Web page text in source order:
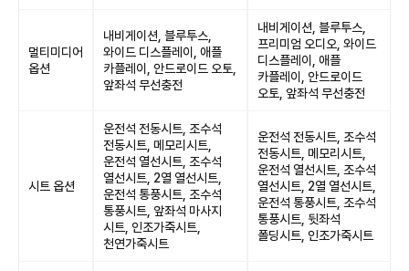
멀티미디어
옵션
내비게이션, 블루투스,
와이드 디스플레이, 애플
카플레이, 안드로이드 오토,
앞좌석 무선충전
내비게이션, 블루투스,
프리미엄 오디오, 와이드
디스플레이, 애플
카플레이, 안드로이드
오토, 앞좌석 무선충전
시트 옵션
운전석 전동시트, 조수석
전동시트, 메모리시트,
운전석 열선시트, 조수석
열선시트, 2열 열선시트,
운전석 통풍시트, 조수석
통풍시트, 앞좌석 마사지
시트, 인조가죽시트,
천연가죽시트
운전석 전동시트, 조수석
전동시트, 메모리시트,
운전석 열선시트, 조수석
열선시트, 2열 열선시트,
운전석 통풍시트, 조수석
통풍시트, 뒷좌석
폴딩시트, 인조가죽시트